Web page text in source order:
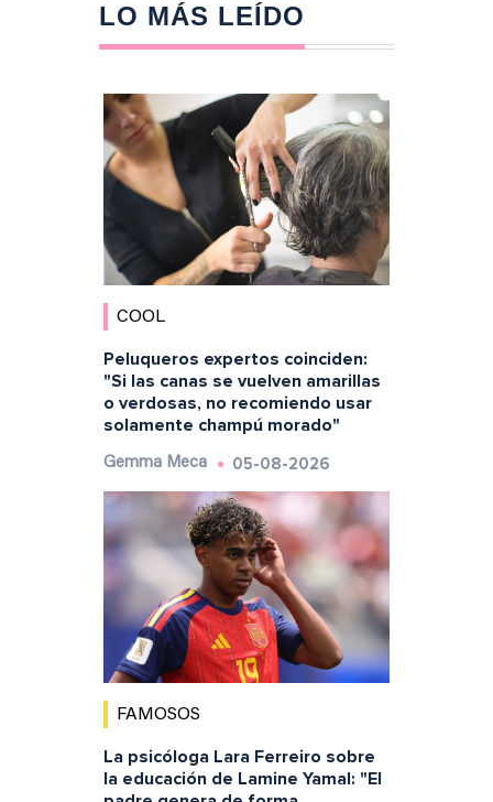
LO MÁS LEÍDO
COOL
Peluqueros expertos coinciden:
"Si las canas se vuelven amarillas
o verdosas, no recomiendo usar
solamente champú morado"
Gemma Meca 05-08-2026
FAMOSOS
La psicóloga Lara Ferreiro sobre
la educación de Lamine Yamal: "El